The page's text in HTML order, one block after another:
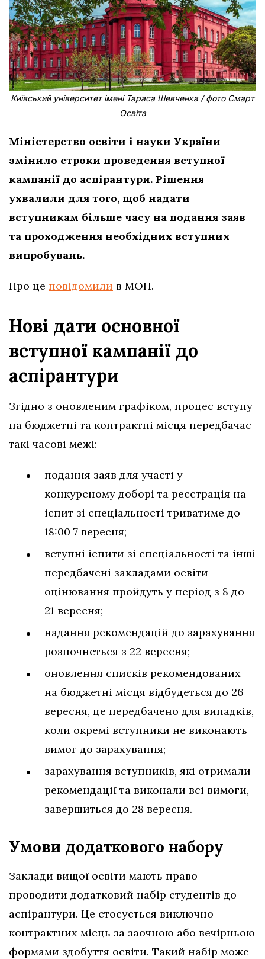
Київський університет імені Тараса Шевченка / фото Смарт
Освіта
Міністерство освіти і науки України
змінило строки проведення вступної
кампанії до аспірантури. Рішення
ухвалили для того, щоб надати
вступникам більше часу на подання заяв
та проходження необхідних вступних
випробувань.
Про це повідомили в МОН.
Нові дати основної
вступної кампанії до
аспірантури
Згідно з оновленим графіком, процес вступу
на бюджетні та контрактні місця передбачає
такі часові межі:
подання заяв для участі у
конкурсному доборі та реєстрація на
іспит зі спеціальності триватиме до
18:00 7 вересня;
вступні іспити зі спеціальності та інші
передбачені закладами освіти
оцінювання пройдуть у період з 8 до
21 вересня;
надання рекомендацій до зарахування
розпочнеться з 22 вересня;
оновлення списків рекомендованих
на бюджетні місця відбудеться до 26
вересня, це передбачено для випадків,
коли окремі вступники не виконають
вимог до зарахування;
зарахування вступників, які отримали
рекомендації та виконали всі вимоги,
завершиться до 28 вересня.
Умови додаткового набору
Заклади вищої освіти мають право
проводити додатковий набір студентів до
аспірантури. Це стосується виключно
контрактних місць за заочною або вечірньою
формами здобуття освіти. Такий набір може